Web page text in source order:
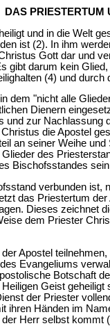
DAS PRIESTERTUM
und in die Welt
ist (2). In ihm
Gott dar und
gibt darum kein
(4) und
dem "nicht alle
Dienern
und zur
die Apostel
an seiner Weihe
des
Bischofsstandes
verbunden
das Priestertum
Dieses zeichnet
dem Priester
Apostel
Evangeliums
Botschaft
Geist
der Priester
ihren Händen im
Herr selbst kommt